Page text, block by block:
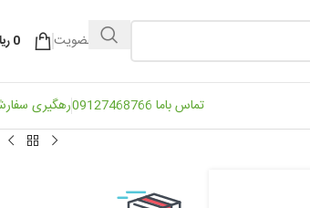
ورود / عضویت 0
تماس باما 09127468766
رهگیری